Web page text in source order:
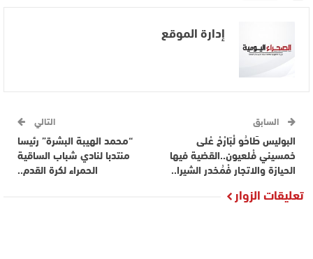
إدارة الموقع
السابق
البوليس طَاحُو لْبَارْحْ عْلى
خمسيني فْلعيون..القضية فيها
الحيازة والاتجار فْمُخدر الشيرا..
التالي
“محمد الهيبة البشرة” رئيسا
منتدبا لنادي شباب الساقية
الحمراء لكرة القدم..
تعليقات الزوار